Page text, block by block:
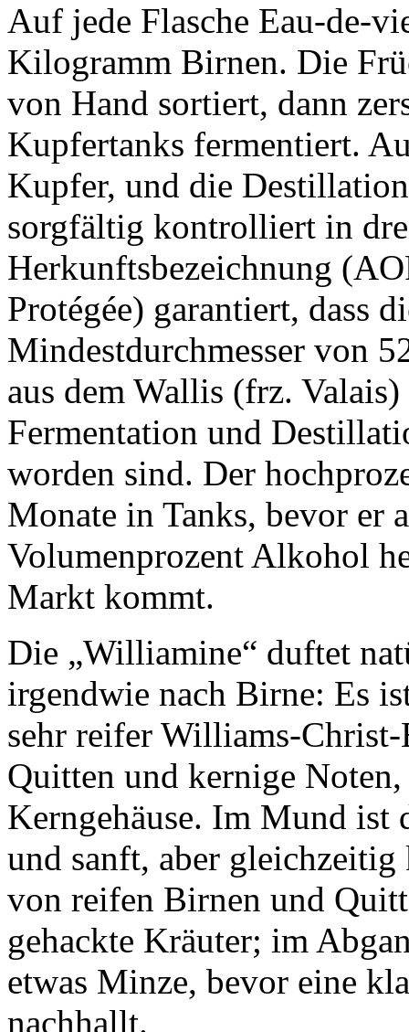
Auf jede Flasche Eau-de-
Kilogramm Birnen. Die
von Hand sortiert, dann
Kupfertanks fermentiert.
Kupfer, und die
sorgfältig kontrolliert in
Herkunftsbezeichnung
Protégée) garantiert, dass
Mindestdurchmesser von
aus dem Wallis (frz. Valais)
Fermentation und
worden sind. Der
Monate in Tanks, bevor er
Volumenprozent Alkohol
Markt kommt.
Die „Williamine“ duftet
irgendwie nach Birne: Es
sehr reifer Williams-
Quitten und kernige
Kerngehäuse. Im Mund ist
und sanft, aber
von reifen Birnen und
gehackte Kräuter; im
etwas Minze, bevor eine
nachhallt.